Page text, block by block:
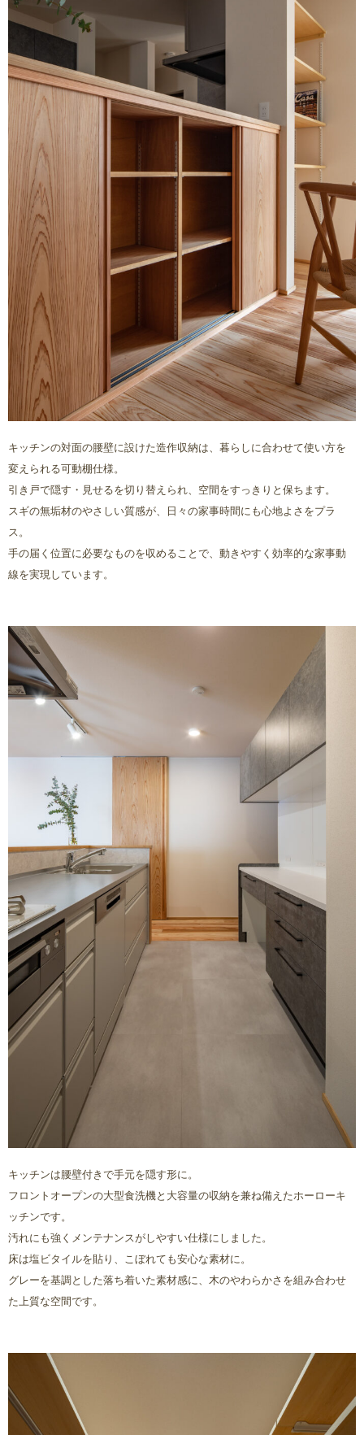
キッチンの対面の腰壁に設けた造作収納は、暮らしに合わせて使い方を
変えられる可動棚仕様。
引き戸で隠す・見せるを切り替えられ、空間をすっきりと保ちます。
スギの無垢材のやさしい質感が、日々の家事時間にも心地よさをプラ
ス。
手の届く位置に必要なものを収めることで、動きやすく効率的な家事動
線を実現しています。
キッチンは腰壁付きで手元を隠す形に。
フロントオープンの大型食洗機と大容量の収納を兼ね備えたホーローキ
ッチンです。
汚れにも強くメンテナンスがしやすい仕様にしました。
床は塩ビタイルを貼り、こぼれても安心な素材に。
グレーを基調とした落ち着いた素材感に、木のやわらかさを組み合わせ
た上質な空間です。